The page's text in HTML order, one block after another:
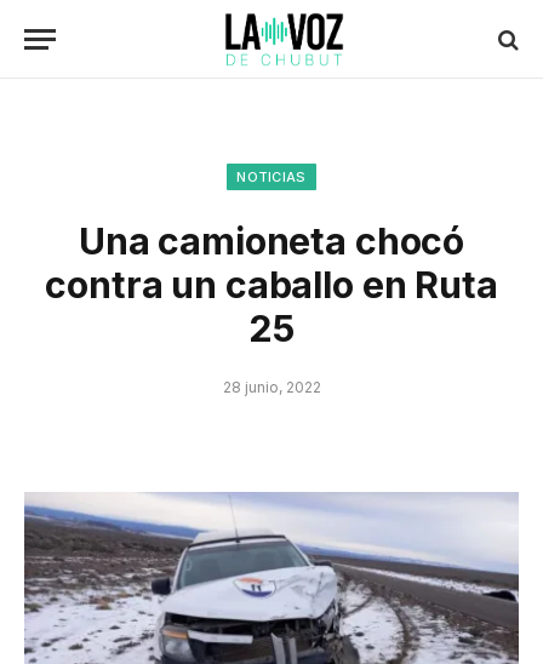
NOTICIAS
Una camioneta chocó
contra un caballo en Ruta
25
28 junio, 2022